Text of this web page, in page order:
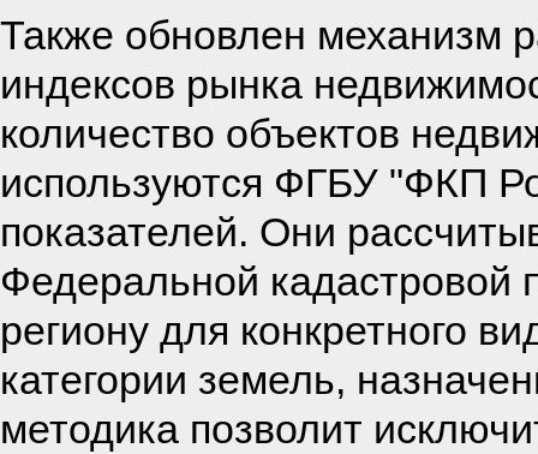
Также обновлен механизм
индексов рынка
количество объектов
используются ФГБУ "ФКП
показателей. Они
Федеральной кадастровой
региону для конкретного
категории земель,
методика позволит